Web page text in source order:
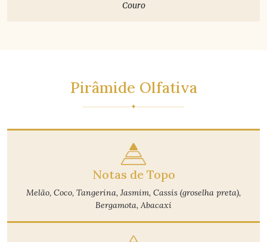
Couro
Pirâmide Olfativa
✦
Notas de Topo
Melão, Coco, Tangerina, Jasmim, Cassis (groselha preta),
Bergamota, Abacaxi